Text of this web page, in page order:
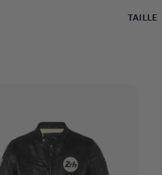
TAILLE